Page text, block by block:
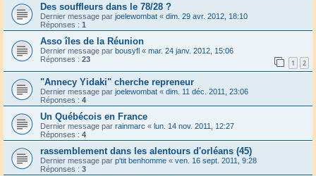
Des souffleurs dans le 78/28 ?
Dernier message par joelewombat « dim. 29 avr. 2012, 18:10
Réponses : 1
Asso îles de la Réunion
Dernier message par bousyfl « mar. 24 janv. 2012, 15:06
Réponses : 23 1 2
"Annecy Yidaki" cherche repreneur
Dernier message par joelewombat « dim. 11 déc. 2011, 23:06
Réponses : 4
Un Québécois en France
Dernier message par rainmarc « lun. 14 nov. 2011, 12:27
Réponses : 4
rassemblement dans les alentours d'orléans (45)
Dernier message par p'tit benhomme « ven. 16 sept. 2011, 9:28
Réponses : 3